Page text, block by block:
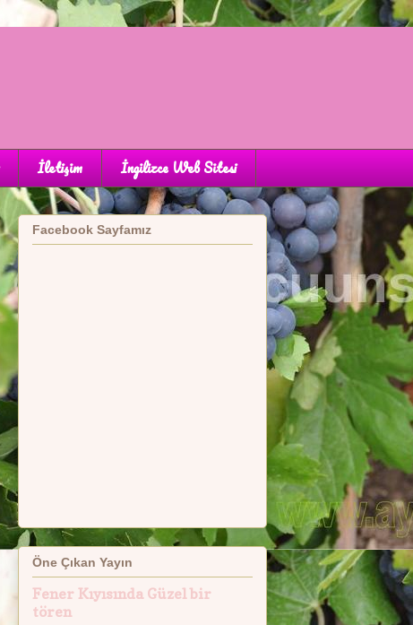
İletişim İngilizce Web Sitesi
Facebook Sayfamız
Öne Çıkan Yayın
Fener Kıyısında Güzel bir
tören